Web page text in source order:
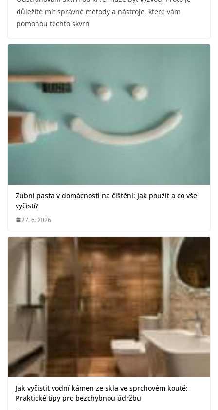
důležité mít správné metody a nástroje, které vám
pomohou těchto skvrn
Zubní pasta v domácnosti na čištění: Jak použít a co vše
vyčistí?
27. 6. 2026
Jak vyčistit vodní kámen ze skla ve sprchovém koutě:
Praktické tipy pro bezchybnou údržbu